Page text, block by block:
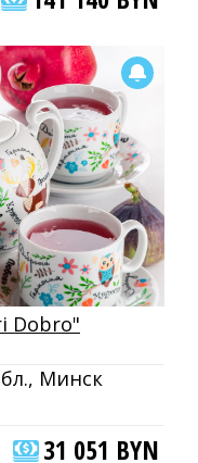
Dobro"
Минск
31 051 BYN